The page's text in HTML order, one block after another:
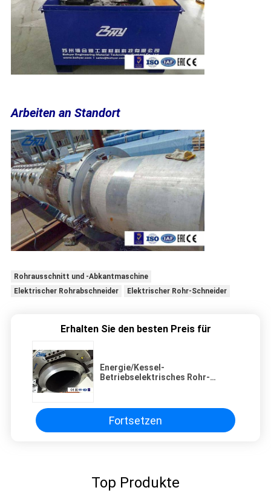
Arbeiten an Standort
Rohrausschnitt und -Abkantmaschine
Elektrischer Rohrabschneider
Elektrischer Rohr-Schneider
Erhalten Sie den besten Preis für
Energie/Kessel-
Betriebselektrisches Rohr-
aufgeteilten Rahmen
Fortsetzen
Top Produkte